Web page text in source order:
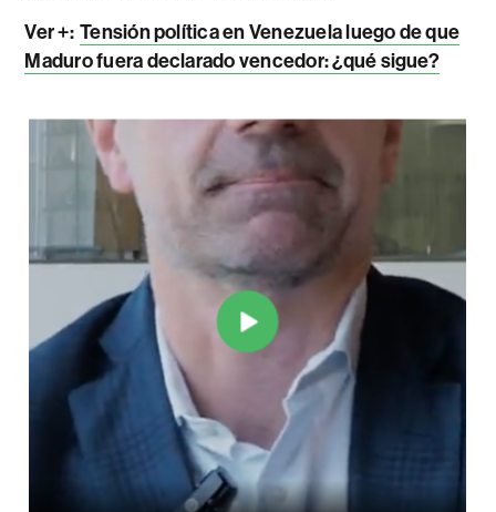
Ver +: Tensión política en Venezuela luego de que
Maduro fuera declarado vencedor: ¿qué sigue?